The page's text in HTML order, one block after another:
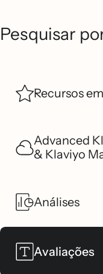
Pesquisar
Recursos
Advanced
& Klaviyo
Análises
Avaliações